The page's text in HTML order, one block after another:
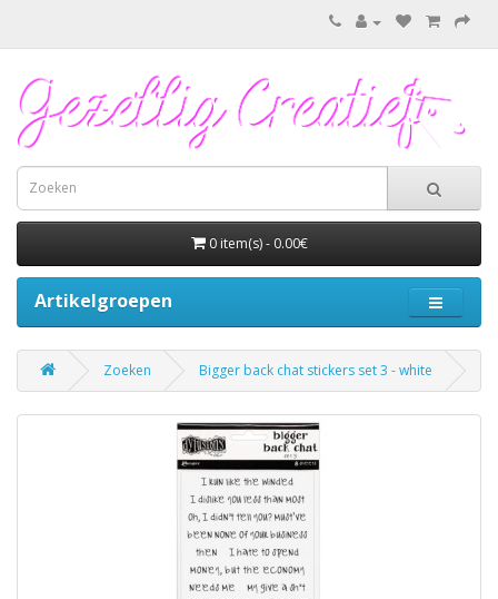
0 item(s) - 0.00€
Artikelgroepen
Zoeken Bigger back chat stickers set 3 - white